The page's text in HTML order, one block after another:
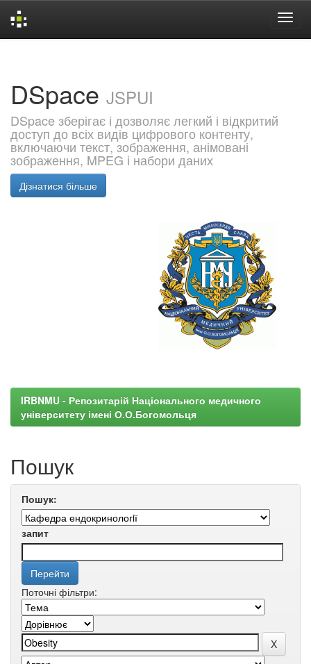
DSpace JSPUI
DSpace зберігає і дозволяє легкий і відкритий
доступ до всіх видів цифрового контенту,
включаючи текст, зображення, анімовані
зображення, MPEG і набори даних
Дізнатися більше
IRBNMU - Репозитарій Національного медичного
університету імені О.О.Богомольця
Пошук
Пошук:
запит
Поточні фільтри: